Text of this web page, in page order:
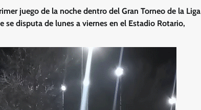
juego de la noche dentro del Gran Torneo de la Liga
disputa de lunes a viernes en el Estadio Rotario,